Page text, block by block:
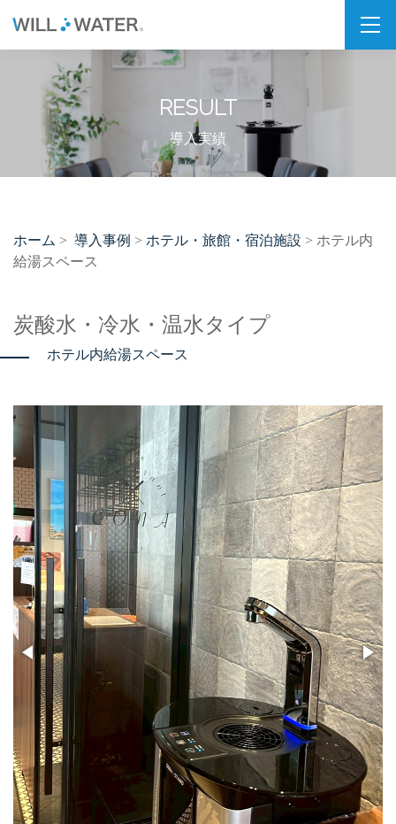
私たちの想い
SDGs
福利厚生
企業情報
拠点・パートナー紹介
PSJシリーズ
PSJ-H2
PSJ-BASIC
ADXシリーズ / ADX
PSJ PROFESSIONAL
PSJ SEPARATE TYPE
導入ギャラリー
オフィス
ホテル・旅館・宿泊施設
店舗・サロン・クリニックなど
個人宅
メニュー
RESULT
導入実績
ホーム > 導入事例 > ホテル・旅館・宿泊施設 > ホテル内
給湯スペース
炭酸水・冷水・温水タイプ
ホテル内給湯スペース